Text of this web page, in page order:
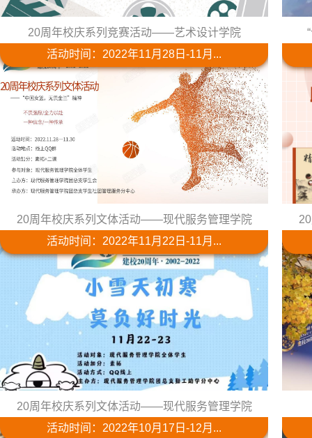
20周年校庆系列竞赛活动——艺术设计学院
20周年校庆系列文体活动——现代服务管理学院
活动时间：2022年11月28日-11月...
20周年校庆系列文体活动——现代服务管理学院
活动时间：2022年11月22日-11月...
活动时间：2022年10月17日-12月...